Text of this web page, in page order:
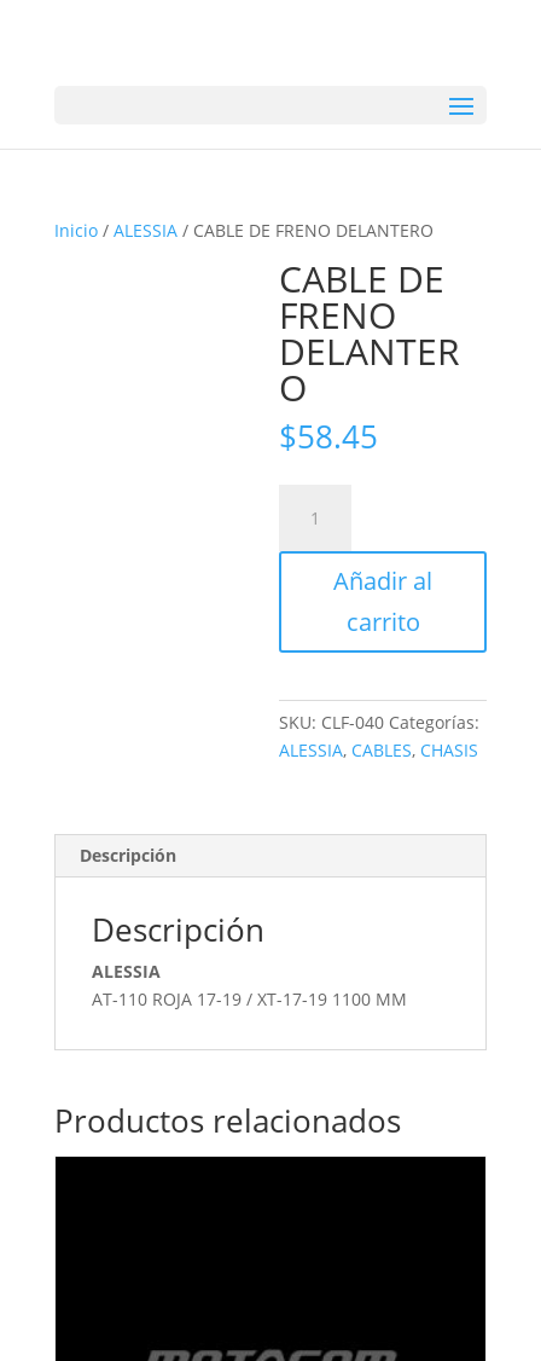
Inicio/ ALESSIA/ CABLE DE FRENO DELANTERO
CABLE DE
FRENO
DELANTER
O
$58.45
FRENO
DELANTEROAñadir al
carrito
SKU: CLF-040 Categorías:
ALESSIA, CABLES, CHASIS
Descripción
Descripción
ALESSIA
AT-110 ROJA 17-19 / XT-17-19 1100 MM
Productos relacionados